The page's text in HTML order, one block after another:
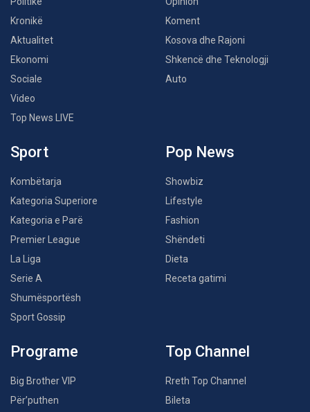
Kronikë
Aktualitet
Ekonomi
Sociale
Video
Top News LIVE
Koment
Kosova dhe Rajoni
Shkencë dhe Teknologji
Auto
Sport
Kombëtarja
Kategoria Superiore
Kategoria e Parë
Premier League
La Liga
Serie A
Shumësportësh
Sport Gossip
Pop News
Showbiz
Lifestyle
Fashion
Shëndeti
Dieta
Receta gatimi
Programe
Big Brother VIP
Për’puthen
Top Channel
Rreth Top Channel
Bileta